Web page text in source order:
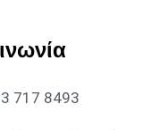
717 8493